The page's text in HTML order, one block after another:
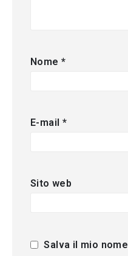
Nome *
E-mail *
Sito web
Salva il mio